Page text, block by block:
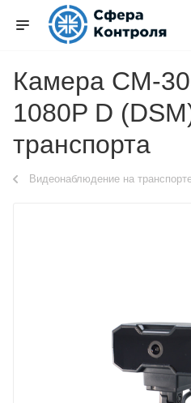
Камера CM-
1080P D
транспорта
Видеонаблюдение на